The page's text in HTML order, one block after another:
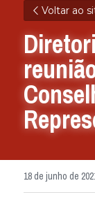
Voltar ao
18 de junho de